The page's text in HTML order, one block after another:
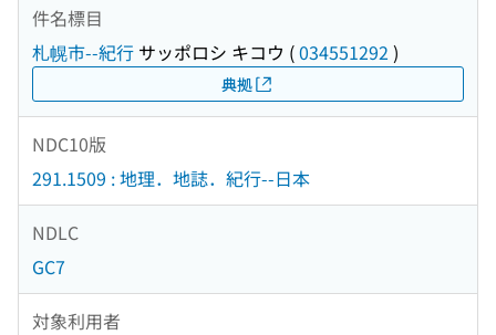
件名標目
札幌市--紀行 サッポロシ キコウ (034551292 )
典拠
NDC10版
291.1509 : 地理．地誌．紀行--日本
NDLC
GC7
対象利用者